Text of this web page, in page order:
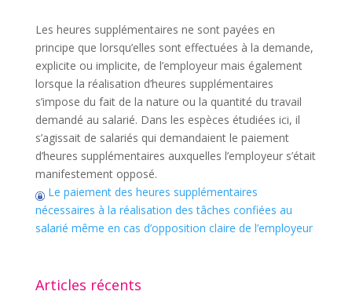
Les heures supplémentaires ne sont payées en
principe que lorsqu’elles sont effectuées à la demande,
explicite ou implicite, de l’employeur mais également
lorsque la réalisation d’heures supplémentaires
s’impose du fait de la nature ou la quantité du travail
demandé au salarié. Dans les espèces étudiées ici, il
s’agissait de salariés qui demandaient le paiement
d’heures supplémentaires auxquelles l’employeur s’était
manifestement opposé.
Le paiement des heures supplémentaires
nécessaires à la réalisation des tâches confiées au
salarié même en cas d’opposition claire de l’employeur
Articles récents